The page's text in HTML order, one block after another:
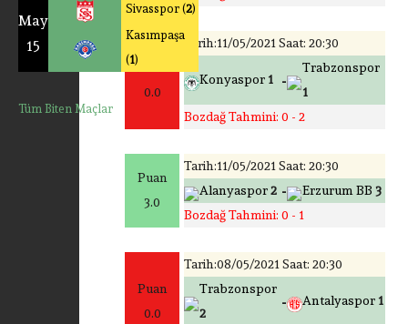
Puan
0.0
Tarih:11/05/2021 Saat: 20:30
Konyaspor1 -
Trabzonspor
1
Bozdağ Tahmini: 0 - 2
Puan
3.0
Tarih:11/05/2021 Saat: 20:30
Alanyaspor2 - Erzurum BB 3
Bozdağ Tahmini: 0 - 1
Puan
0.0
Tarih:08/05/2021 Saat: 20:30
Trabzonspor
2
- Antalyaspor1
May
15
Sivasspor (2)
Kasımpaşa
(1)
Tüm Biten Maçlar